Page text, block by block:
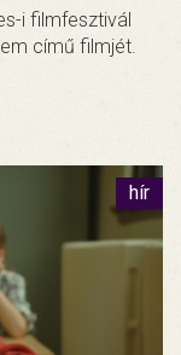
i filmfesztivál
című filmjét.
hír